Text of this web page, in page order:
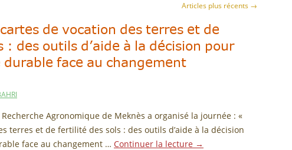
Articles plus récents →
de vocation des terres et de
des outils d’aide à la décision pour
face au changement
Agronomique de Meknès a organisé la journée : «
terres et de fertilité des sols : des outils d’aide à la décision
face au changement … Continuer la lecture →